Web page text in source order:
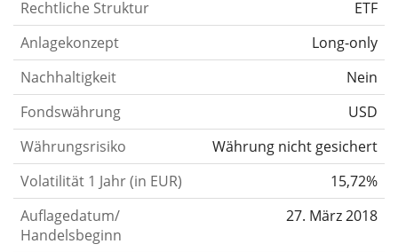
Rechtliche Struktur
ETF
Anlagekonzept
Long-only
Nachhaltigkeit
Nein
Fondswährung
USD
Währungsrisiko
Währung nicht gesichert
Volatilität 1 Jahr (in EUR)
15,72%
Auflagedatum/
Handelsbeginn
27. März 2018